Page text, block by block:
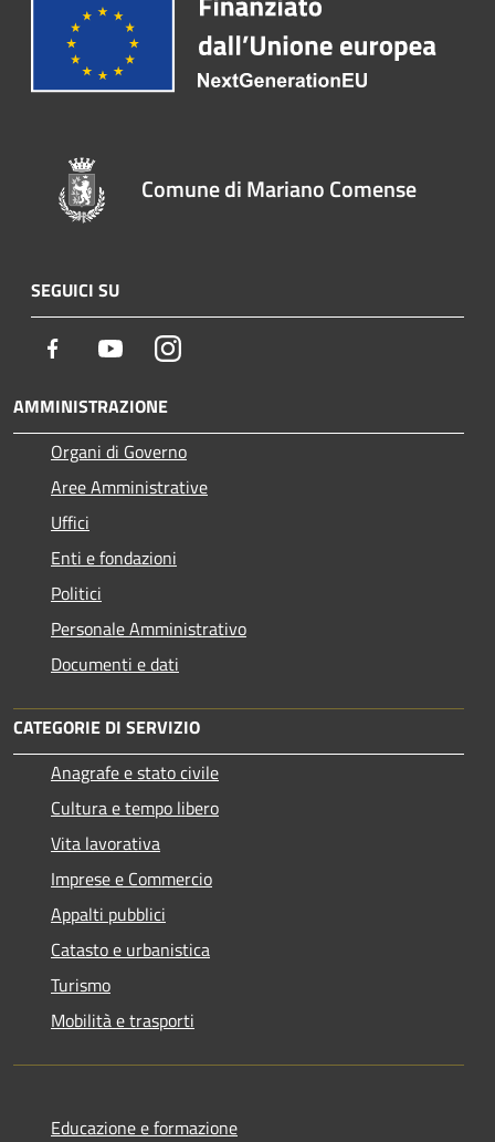
Comune di Mariano Comense
SEGUICI SU
Facebook YoutubeInstagram
AMMINISTRAZIONE
Organi di Governo
Aree Amministrative
Uffici
Enti e fondazioni
Politici
Personale Amministrativo
Documenti e dati
CATEGORIE DI SERVIZIO
Anagrafe e stato civile
Cultura e tempo libero
Vita lavorativa
Imprese e Commercio
Appalti pubblici
Catasto e urbanistica
Turismo
Mobilità e trasporti
Educazione e formazione